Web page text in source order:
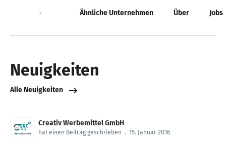
Neuigkeiten Ähnliche Unternehmen Über Jobs
Neuigkeiten
Alle Neuigkeiten
Creativ Werbemittel GmbH
hat einen Beitrag geschrieben . 15. Januar 2016